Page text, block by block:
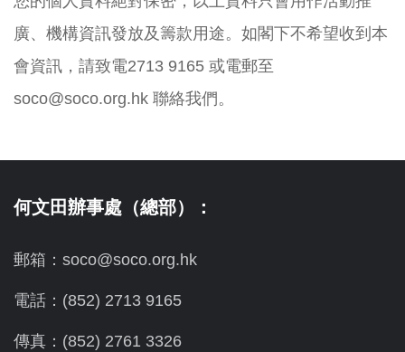
廣、機構資訊發放及籌款用途。如閣下不希望收到本
會資訊，請致電2713 9165 或電郵至
soco@soco.org.hk 聯絡我們。
何文田辦事處（總部）：
郵箱：soco@soco.org.hk
電話：(852) 2713 9165
傳真：(852) 2761 3326